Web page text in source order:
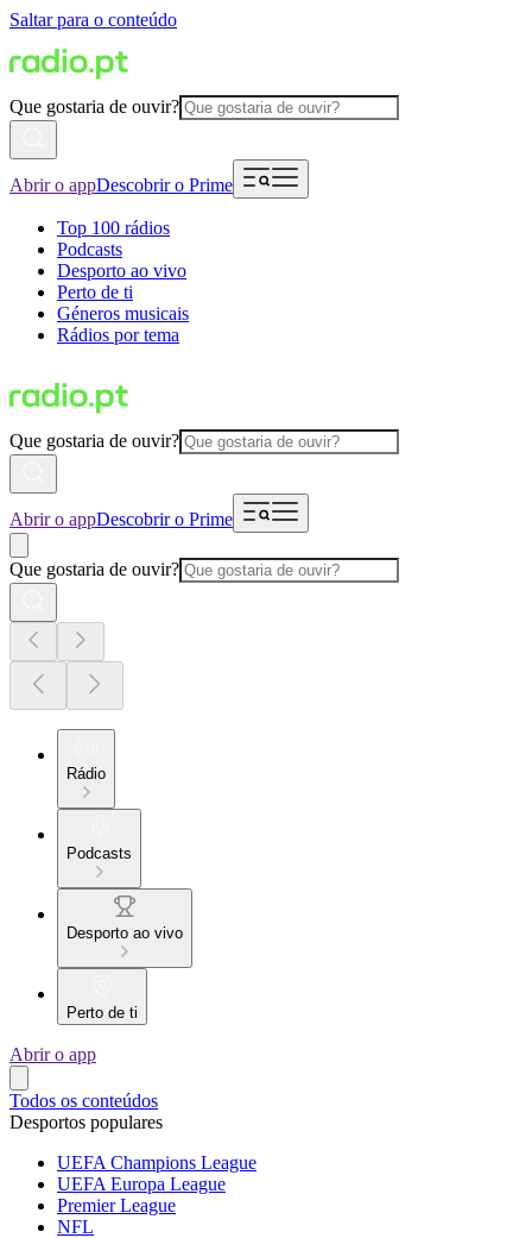
Saltar para o conteúdo
Que gostaria de ouvir?
Abrir o appDescobrir o Prime
Top 100 rádios
Podcasts
Desporto ao vivo
Perto de ti
Géneros musicais
Rádios por tema
Que gostaria de ouvir?
Abrir o appDescobrir o Prime
Que gostaria de ouvir?
Rádio
Podcasts
Desporto ao vivo
Perto de ti
Abrir o app
Todos os conteúdos
Desportos populares
UEFA Champions League
UEFA Europa League
Premier League
NFL